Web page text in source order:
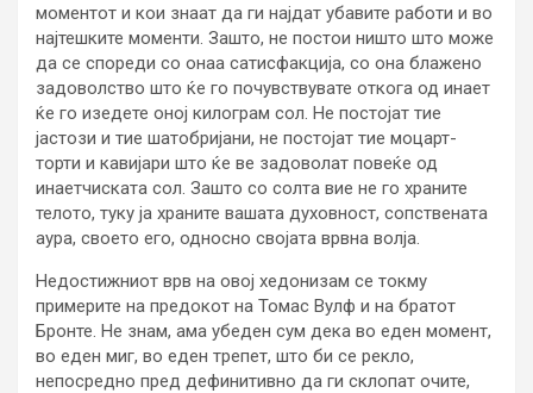
моментот и кои знаат да ги најдат убавите работи и во
најтешките моменти. Зашто, не постои ништо што може
да се спореди со онаа сатисфакција, со она блажено
задоволство што ќе го почувствувате откога од инает
ќе го изедете оној килограм сол. Не постојат тие
јастози и тие шатобријани, не постојат тие моцарт-
торти и кавијари што ќе ве задоволат повеќе од
инаетчиската сол. Зашто со солта вие не го храните
телото, туку ја храните вашата духовност, сопствената
аура, своето его, односно својата врвна волја.
Недостижниот врв на овој хедонизам се токму
примерите на предокот на Томас Вулф и на братот
Бронте. Не знам, ама убеден сум дека во еден момент,
во еден миг, во еден трепет, што би се рекло,
непосредно пред дефинитивно да ги склопат очите,